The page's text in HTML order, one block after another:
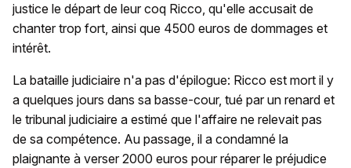
justice le départ de leur coq Ricco, qu'elle accusait de
chanter trop fort, ainsi que 4500 euros de dommages et
intérêt.
La bataille judiciaire n'a pas d'épilogue: Ricco est mort il y
a quelques jours dans sa basse-cour, tué par un renard et
le tribunal judiciaire a estimé que l'affaire ne relevait pas
de sa compétence. Au passage, il a condamné la
plaignante à verser 2000 euros pour réparer le préjudice